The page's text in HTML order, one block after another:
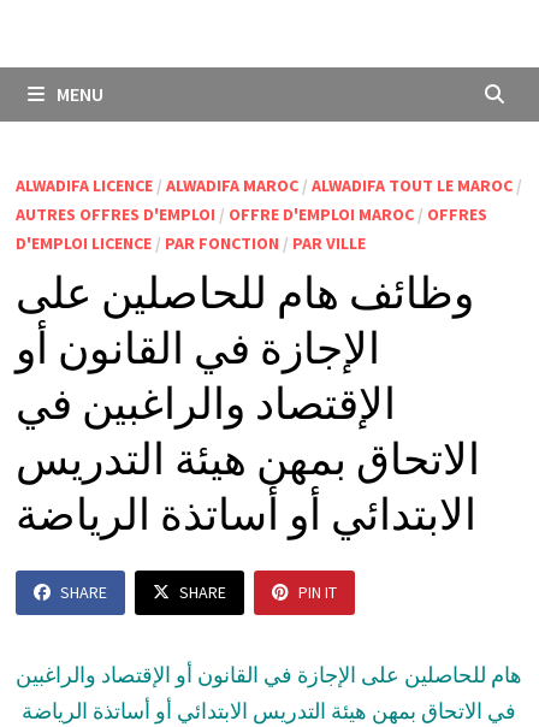
MENU
ALWADIFA LICENCE/ ALWADIFA MAROC/ ALWADIFA TOUT LE MAROC/
AUTRES OFFRES D'EMPLOI / OFFRE D'EMPLOI MAROC/ OFFRES
D'EMPLOI LICENCE/ PAR FONCTION / PAR VILLE
وظائف هام للحاصلين على
الإجازة في القانون أو
الإقتصاد والراغبين في
الاتحاق بمهن هيئة التدريس
الابتدائي أو أساتذة الرياضة
SHARE SHARE PIN IT
هام للحاصلين على الإجازة في القانون أو الإقتصاد والراغبين
في الاتحاق بمهن هيئة التدريس الابتدائي أو أساتذة الرياضة